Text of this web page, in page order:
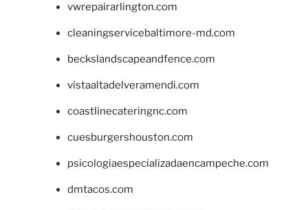
vwrepairarlington.com
cleaningservicebaltimore-md.com
beckslandscapeandfence.com
vistaaltadelveramendi.com
coastlinecateringnc.com
cuesburgershouston.com
psicologiaespecializadaencampeche.com
dmtacos.com